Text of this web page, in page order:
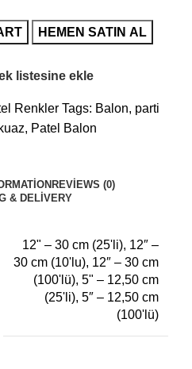
HEMEN SATIN AL
listesine ekle
Renkler Tags: Balon, parti
, Patel Balon
REVIEWS (0)
& DELIVERY
12" – 30 cm (25'li), 12″ –
30 cm (10'lu), 12″ – 30 cm
(100'lü), 5" – 12,50 cm
(25'li), 5″ – 12,50 cm
(100'lü)